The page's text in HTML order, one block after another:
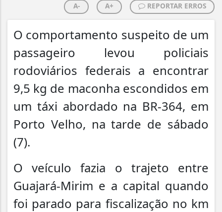
A- A+ REPORTAR ERROS
O comportamento suspeito de um
passageiro levou policiais
rodoviários federais a encontrar
9,5 kg de maconha escondidos em
um táxi abordado na BR-364, em
Porto Velho, na tarde de sábado
(7).
O veículo fazia o trajeto entre
Guajará-Mirim e a capital quando
foi parado para fiscalização no km